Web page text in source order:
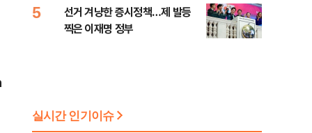
5
선거 겨냥한 증시정책…제 발등
찍은 이재명 정부